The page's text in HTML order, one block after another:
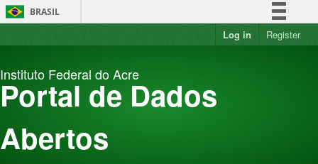
Skip
to
BRASIL
Simplifique!
Acesso à informação
Log in Register
Instituto Federal do Acre
Portal de Dados
Abertos